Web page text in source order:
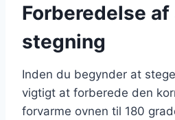
Forberedelse
stegning
Inden du begynder at
vigtigt at forberede den
forvarme ovnen til 180